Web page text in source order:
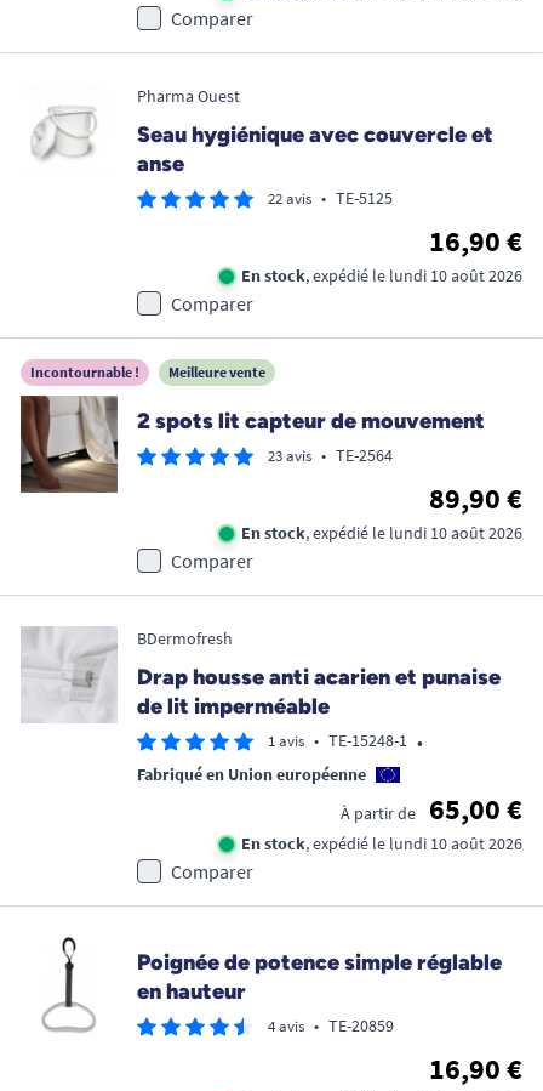
Comparer
Pharma Ouest
Seau hygiénique avec couvercle et
anse
22 avis • TE-5125
16,90 €
En stock, expédié le lundi 10 août 2026
Comparer
Incontournable ! Meilleure vente
2 spots lit capteur de mouvement
23 avis • TE-2564
89,90 €
En stock, expédié le lundi 10 août 2026
Comparer
BDermofresh
Drap housse anti acarien et punaise
de lit imperméable
1 avis • TE-15248-1 •
Fabriqué en Union européenne
À partir de
65,00 €
En stock, expédié le lundi 10 août 2026
Comparer
Poignée de potence simple réglable
en hauteur
4 avis • TE-20859
16,90 €